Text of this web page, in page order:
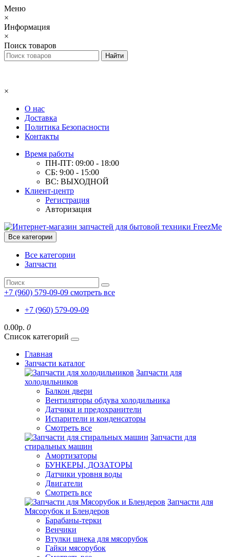
Меню
×
Информация
×
Поиск товаров
×
О нас
Доставка
Политика Безопасности
Контакты
Время работы
ПН-ПТ: 09:00 - 18:00
СБ: 9:00 - 15:00
ВС: ВЫХОДНОЙ
Клиент-центр
Регистрация
Авторизация
Все категории
Все категории
Запчасти
+7 (960) 579-09-09 смотреть все
+7 (960) 579-09-09
0.00р. 0
Список категорий
Главная
Запчасти каталог
Запчасти для
холодильников
Балкон двери
Вентиляторы обдува холодильника
Датчики и предохранители
Испарители и конденсаторы
Смотреть все
Запчасти для
стиральных машин
Амортизаторы
БУНКЕРЫ, ДОЗАТОРЫ
Датчики уровня воды
Двигатели
Смотреть все
Запчасти для
Мясорубок и Блендеров
Барабаны-терки
Венчики
Втулки шнека для мясорубок
Гайки мясорубок